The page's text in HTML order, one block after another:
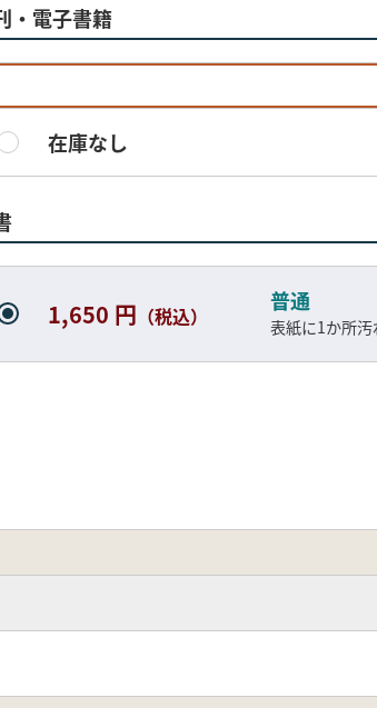
・電子書籍
在庫なし
1,650 円 （税込）
普通
表紙に1か所汚